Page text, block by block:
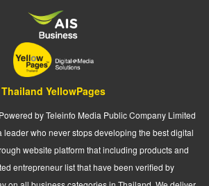
Thailand YellowPages
by Teleinfo Media Public Company Limited
leader who never stops developing the best digital
website platform that including products and
entrepreneur list that have been verified by